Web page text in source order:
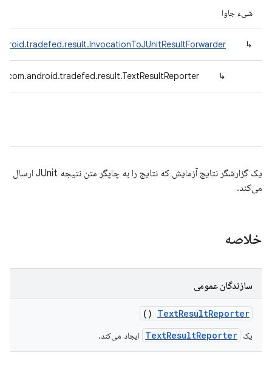
شیء جاوا
↳
↳
com.android.tradefed.result.TextResultReporter
یک گزارشگر نتایج آزمایش که نتایج را به چاپگر متن نتیجه JUnit ارسال
می‌کند.
خلاصه
سازندگان عمومی
TextResultReporter
()
یک TextResultReporter ایجاد می‌کند.